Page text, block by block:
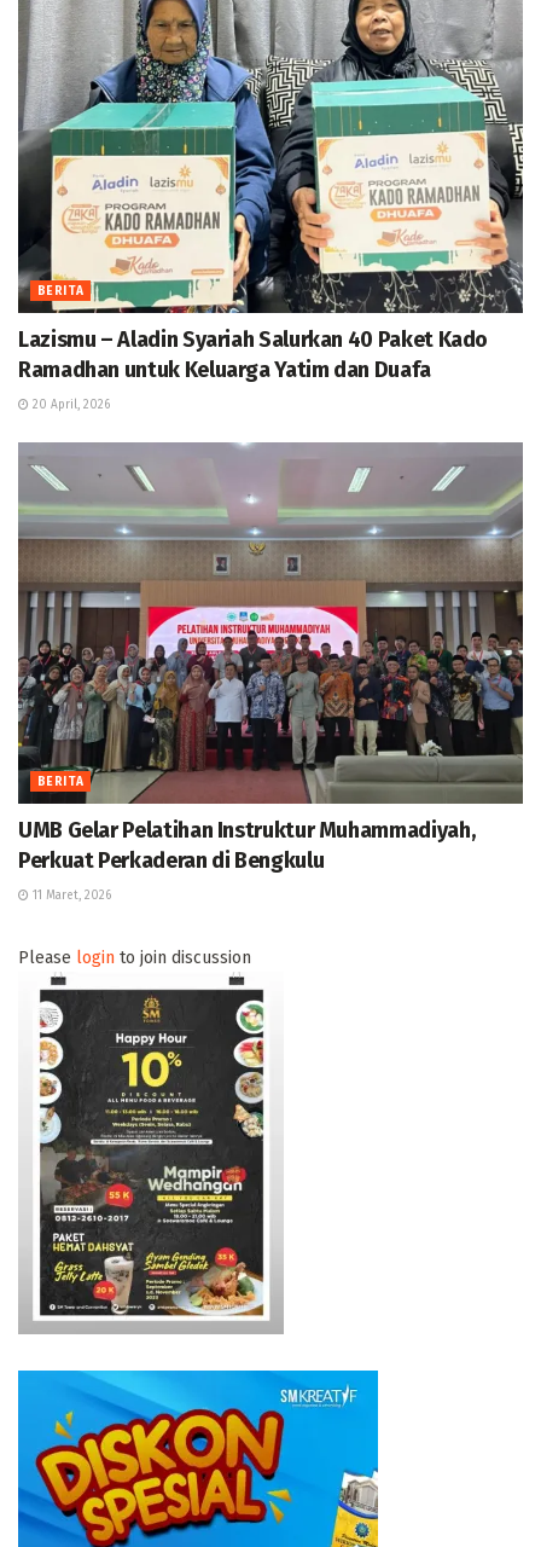
BERITA
Lazismu – Aladin Syariah Salurkan 40 Paket Kado
Ramadhan untuk Keluarga Yatim dan Duafa
20 April, 2026
BERITA
UMB Gelar Pelatihan Instruktur Muhammadiyah,
Perkuat Perkaderan di Bengkulu
11 Maret, 2026
Please login to join discussion